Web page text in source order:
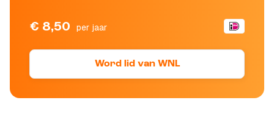
€ 8,50 per jaar
Word lid van WNL